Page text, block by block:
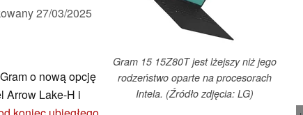
Gram 15 15Z80T jest lżejszy niż jego
rodzeństwo oparte na procesorach
Intela. (Źródło zdjęcia: LG)
27/03/2025
o nową opcję
Arrow Lake-H i